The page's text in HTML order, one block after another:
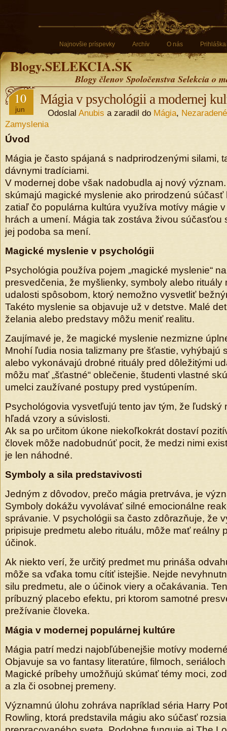
Najnovšie príspevky Archív O nás Prihláška
Blogy.SELEKCIA.SK
Blogy členov Spoločenstva Selekcia o
10
jun
Mágia v psychológii a modernej
Odoslal Anubis a zaradil do Mágia, Nezaradené
Zamyslenia
Úvod
Mágia je často spájaná s nadprirodzenými silami,
dávnymi tradíciami.
V modernej dobe však nadobudla aj nový
skúmajú magické myslenie ako prirodzenú
zatiaľ čo populárna kultúra využíva motívy mágie
hrách a umení. Mágia tak zostáva živou súčasťou
jej podoba sa mení.
Magické myslenie v psychológii
Psychológia používa pojem „magické myslenie“
presvedčenia, že myšlienky, symboly alebo rituály
udalosti spôsobom, ktorý nemožno vysvetliť
Takéto myslenie sa objavuje už v detstve. Malé
želania alebo predstavy môžu meniť realitu.
Zaujímavé je, že magické myslenie nezmizne
Mnohí ľudia nosia talizmany pre šťastie, vyhýbajú
alebo vykonávajú drobné rituály pred dôležitými
môžu mať „šťastné“ oblečenie, študenti vlastné
umelci zaužívané postupy pred vystúpením.
Psychológovia vysvetľujú tento jav tým, že ľudský
hľadá vzory a súvislosti.
Ak sa po určitom úkone niekoľkokrát dostaví
človek môže nadobudnúť pocit, že medzi nimi
je len náhodné.
Symboly a sila predstavivosti
Jedným z dôvodov, prečo mágia pretrváva, je
Symboly dokážu vyvolávať silné emocionálne
správanie. V psychológii sa často zdôrazňuje, že
pripisuje predmetu alebo rituálu, môže mať reálny
účinok.
Ak niekto verí, že určitý predmet mu prináša
môže sa vďaka tomu cítiť istejšie. Nejde
silu predmetu, ale o účinok viery a očakávania.
príbuzný placebo efektu, pri ktorom samotné
prežívanie človeka.
Mágia v modernej populárnej kultúre
Mágia patrí medzi najobľúbenejšie motívy
Objavuje sa vo fantasy literatúre, filmoch,
Magické príbehy umožňujú skúmať témy moci,
a zla či osobnej premeny.
Významnú úlohu zohráva napríklad séria Harry
Rowling, ktorá predstavila mágiu ako súčasť